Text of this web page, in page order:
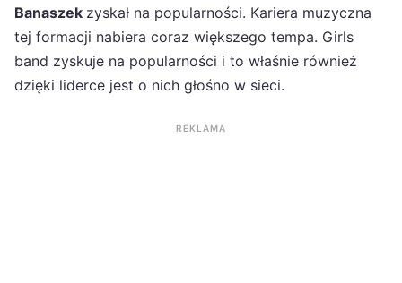
Banaszek zyskał na popularności. Kariera muzyczna
tej formacji nabiera coraz większego tempa. Girls
band zyskuje na popularności i to właśnie również
dzięki liderce jest o nich głośno w sieci.
REKLAMA